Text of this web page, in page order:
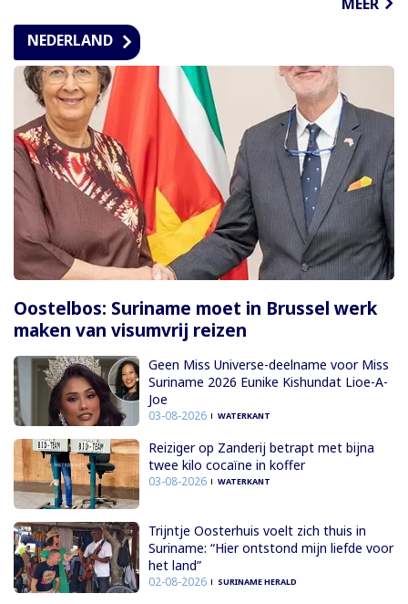
NEDERLAND
Oostelbos: Suriname moet in Brussel werk
maken van visumvrij reizen
Geen Miss Universe-deelname voor Miss
Suriname 2026 Eunike Kishundat Lioe-A-
Joe
03-08-2026 WATERKANT
Reiziger op Zanderij betrapt met bijna
twee kilo cocaïne in koffer
03-08-2026 WATERKANT
Trijntje Oosterhuis voelt zich thuis in
Suriname: “Hier ontstond mijn liefde voor
het land”
02-08-2026 SURINAME HERALD